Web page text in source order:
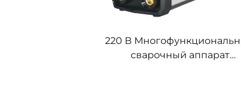
220 В
сварочный аппарат